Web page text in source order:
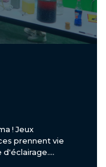
! Jeux
prennent vie